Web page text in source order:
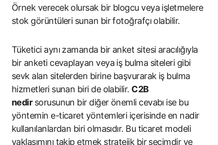
Örnek verecek olursak bir blogcu veya işletmelere
stok görüntüleri sunan bir fotoğrafçı olabilir.
Tüketici aynı zamanda bir anket sitesi aracılığıyla
bir anketi cevaplayan veya iş bulma siteleri gibi
sevk alan sitelerden birine başvurarak iş bulma
hizmetleri sunan biri de olabilir. C2B
nedirsorusunun bir diğer önemli cevabı ise bu
yöntemin e-ticaret yöntemleri içerisinde en nadir
kullanılanlardan biri olmasıdır. Bu ticaret modeli
yaklaşımını takip etmek stratejik bir seçimdir ve